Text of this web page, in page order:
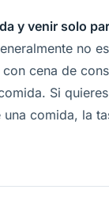
y venir solo
no
cena de
Si
comida, la